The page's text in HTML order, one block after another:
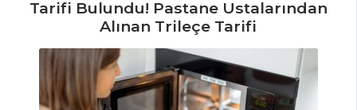
Nasıl Yapılır?
Masterchef Tüm
Tarifleri
Tarifi Bulundu! Pastane Ustalarından
Alınan Trileçe Tarifi